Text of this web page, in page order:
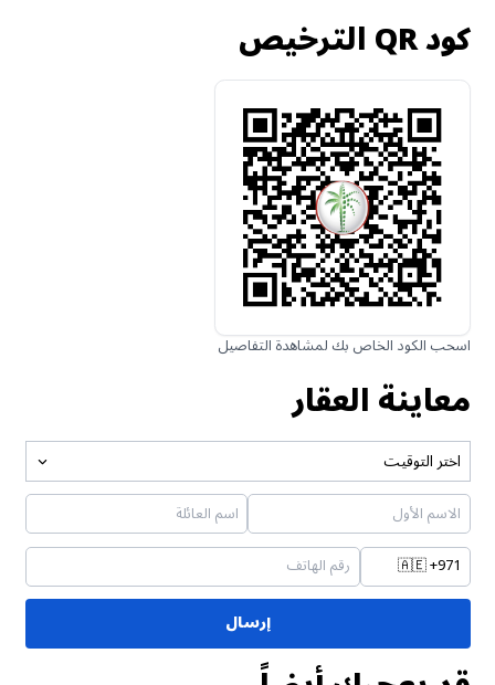
كود QR الترخيص
اسحب الكود الخاص بك لمشاهدة التفاصيل
معاينة العقار
اختر التوقيت
🇦🇪+971
إرسال